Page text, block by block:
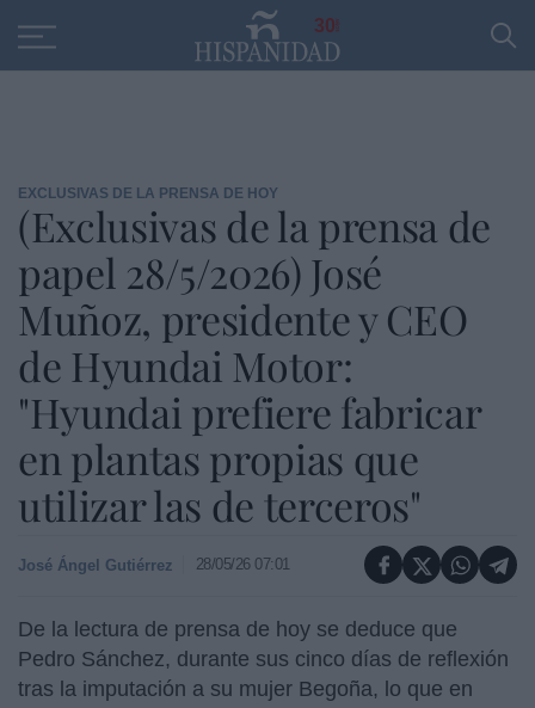
30
EXCLUSIVAS DE LA PRENSA DE HOY
(Exclusivas de la prensa de
papel 28/5/2026) José
Muñoz, presidente y CEO
de Hyundai Motor:
"Hyundai prefiere fabricar
en plantas propias que
utilizar las de terceros"
José Ángel Gutiérrez 28/05/26 07:01
De la lectura de prensa de hoy se deduce que
Pedro Sánchez, durante sus cinco días de reflexión
tras la imputación a su mujer Begoña, lo que en